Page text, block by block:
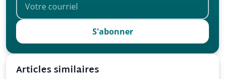
S'abonner
Articles similaires